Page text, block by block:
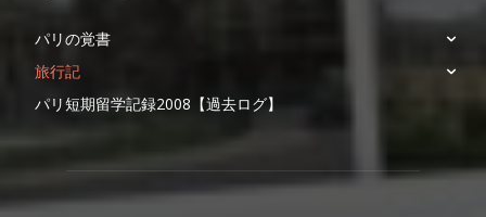
パリの覚書
旅行記
パリ短期留学記録2008【過去ログ】